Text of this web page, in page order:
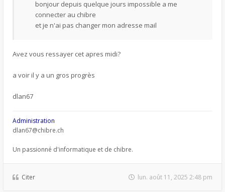
bonjour depuis quelque jours impossible a me
connecter au chibre
et je n'ai pas changer mon adresse mail
Avez vous ressayer cet apres midi?
a voir il y a un gros progrès
dlan67
Administration
dlan67@chibre.ch
Un passionné d'informatique et de chibre.
Citer lun. août 11, 2025 2:48 pm